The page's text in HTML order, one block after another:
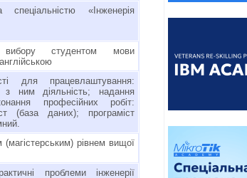
«Інженерія
вибору студентом мови
для працевлаштування:
з ним діяльність; надання
професійних робіт:
(база даних); програміст
рівнем вищої
проблеми інженерії